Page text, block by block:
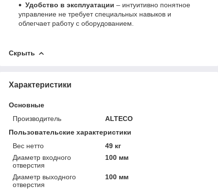
Удобство в эксплуатации – интуитивно понятное
управление не требует специальных навыков и
облегчает работу с оборудованием.
Скрыть
Характеристики
Основные
Производитель
ALTECO
Пользовательские характеристики
Вес нетто
49 кг
Диаметр входного
отверстия
100 мм
Диаметр выходного
отверстия
100 мм